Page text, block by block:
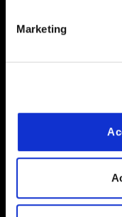
Marketing
INSERISCI LA
Ho letto e